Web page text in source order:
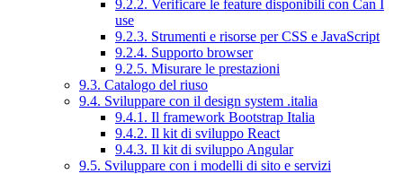
9.2.2. Verificare le feature disponibili con Can I
use
9.2.3. Strumenti e risorse per CSS e JavaScript
9.2.4. Supporto browser
9.2.5. Misurare le prestazioni
9.3. Catalogo del riuso
9.4. Sviluppare con il design system .italia
9.4.1. Il framework Bootstrap Italia
9.4.2. Il kit di sviluppo React
9.4.3. Il kit di sviluppo Angular
9.5. Sviluppare con i modelli di sito e servizi